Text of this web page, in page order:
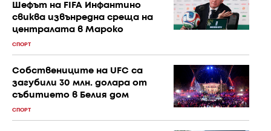
Шефът на FIFA Инфантино
свиква извънредна среща на
централата в Мароко
СПОРТ
Собствениците на UFC са
загубили 30 млн. долара от
събитието в Белия дом
СПОРТ